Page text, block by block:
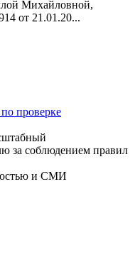
Михайловной,
от 21.01.20...
проверке
за соблюдением правил
и СМИ